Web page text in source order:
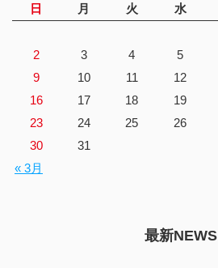
日 月 火 水
« 3月
2
3 4 5
9
10 11 12
16
17 18 19
23
24 25 26
30
31
最新NEWS